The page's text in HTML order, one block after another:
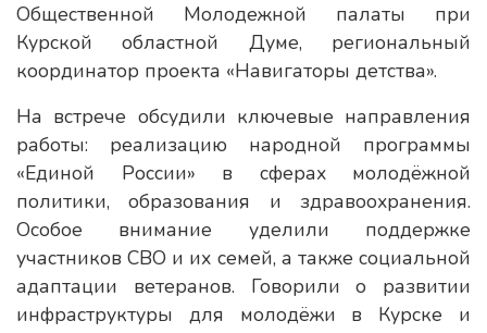
Общественной Молодежной палаты при
Курской областной Думе, региональный
координатор проекта «Навигаторы детства».
На встрече обсудили ключевые направления
работы: реализацию народной программы
«Единой России» в сферах молодёжной
политики, образования и здравоохранения.
Особое внимание уделили поддержке
участников СВО и их семей, а также социальной
адаптации ветеранов. Говорили о развитии
инфраструктуры для молодёжи в Курске и